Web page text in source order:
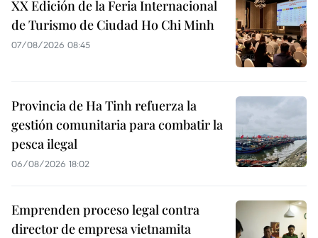
XX Edición de la Feria Internacional
de Turismo de Ciudad Ho Chi Minh
07/08/2026 08:45
Provincia de Ha Tinh refuerza la
gestión comunitaria para combatir la
pesca ilegal
06/08/2026 18:02
Emprenden proceso legal contra
director de empresa vietnamita